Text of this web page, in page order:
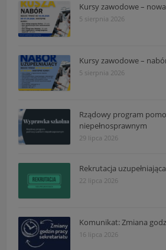
Kursy zawodowe –
5 sierpnia 2026
Kursy zawodowe –
5 sierpnia 2026
Rządowy program
niepełnosprawnym
29 lipca 2026
Rekrutacja
22 lipca 2026
Komunikat: Zmiana
16 lipca 2026